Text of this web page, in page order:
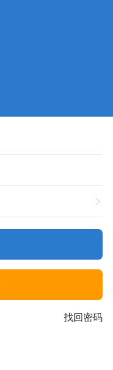
找回密码